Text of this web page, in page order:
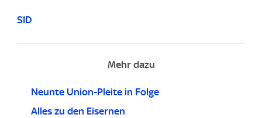
SID
Mehr dazu
Neunte Union-Pleite in Folge
Alles zu den Eisernen